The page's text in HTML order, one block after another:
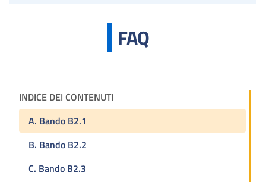
FAQ
INDICE DEI CONTENUTI
A. Bando B2.1
B. Bando B2.2
C. Bando B2.3